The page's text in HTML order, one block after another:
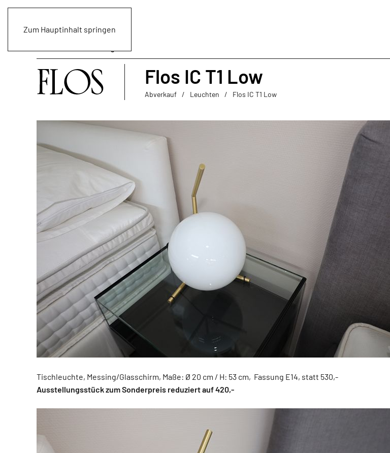
Zum Hauptinhalt springen
Flos IC T1 Low
Abverkauf Leuchten Flos IC T1 Low
Tischleuchte, Messing/Glasschirm, Maße: Ø 20 cm / H: 53 cm, Fassung E14, statt 530,-
Ausstellungsstück zum Sonderpreis reduziert auf 420,-